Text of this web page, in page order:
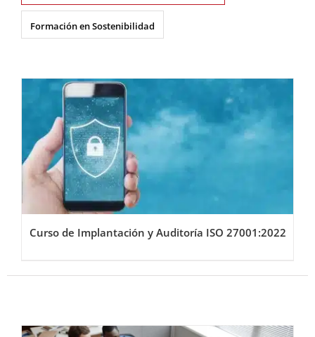
Formación en Sostenibilidad
Curso de Implantación y Auditoría ISO 27001:2022